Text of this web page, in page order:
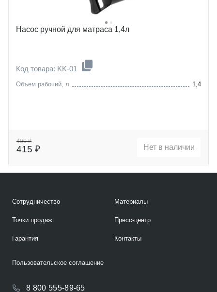
Насос ручной для матраса 1,4л
Код товара: KK-01
Объем рабочий, л 1,4
490 ₽
415 ₽ Нет в наличии
Сотрудничество
Точки продаж
Гарантия
Материалы
Пресс-центр
Контакты
8 800 555-89-65
Пользовательское соглашение